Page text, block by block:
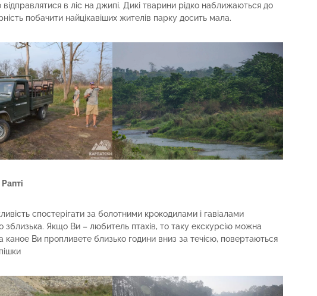
в ліс на джипі. Дикі тварини рідко наближаються до
побачити найцікавіших жителів парку досить мала.
спостерігати за болотними крокодилами і гавіалами
зблизька. Якщо Ви – любитель птахів, то таку екскурсію можна
каное Ви пропливете близько години вниз за течією, повертаються